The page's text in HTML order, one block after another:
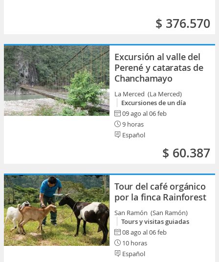
$ 376.570
Excursión al valle del
Perené y cataratas de
Chanchamayo
La Merced (La Merced)
Excursiones de un día
09 ago al 06 feb
9 horas
Español
$ 60.387
Tour del café orgánico
por la finca Rainforest
San Ramón (San Ramón)
Tours y visitas guiadas
08 ago al 06 feb
10 horas
Español